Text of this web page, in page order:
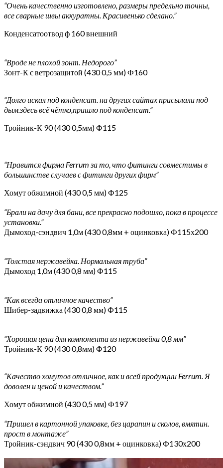
“Очень качественно изготовлено, размеры предельно точны,
все сварные швы аккуратны. Красивенько сделано.”
Конденсатоотвод ф 160 внешний
“Вроде не плохой зонт. Недорого”
Зонт-К с ветрозащитой (430 0,5 мм) Ф160
“Долго искал под конденсат. на других сайтах присылали под
дым.здесь всё чётко,пришло под конденсат.”
Тройник-К 90 (430 0,5мм) Ф115
“Нравится фирма Ferrum за то, что фитинги совместимы в
большинстве случаев с фитинги других фирм”
Хомут обжимной (430 0,5 мм) Ф125
“Брали на дачу для бани, все прекрасно подошло, пока в процессе
установки.”
Дымоход-сэндвич 1,0м (430 0,8мм + оцинковка) Ф115х200
“Толстая нержавейка. Нормальная труба”
Дымоход 1,0м (430 0,8 мм) Ф115
“Как всегда отличное качество”
Шибер-задвижка (430 0,8 мм) Ф115
“Хорошая цена для компонента из нержавейки 0,8 мм”
Тройник-К 90 (430 0,8мм) Ф120
“Качество хомутов отличное, как и всей продукции Ferrum. Я
доволен и ценой и качеством.”
Хомут обжимной (430 0,5 мм) Ф197
“Пришел в картонной упаковке, без царапин и сколов, вмятин.
прост в монтаже”
Тройник-сэндвич 90 (430 0,8мм + оцинковка) Ф130х200